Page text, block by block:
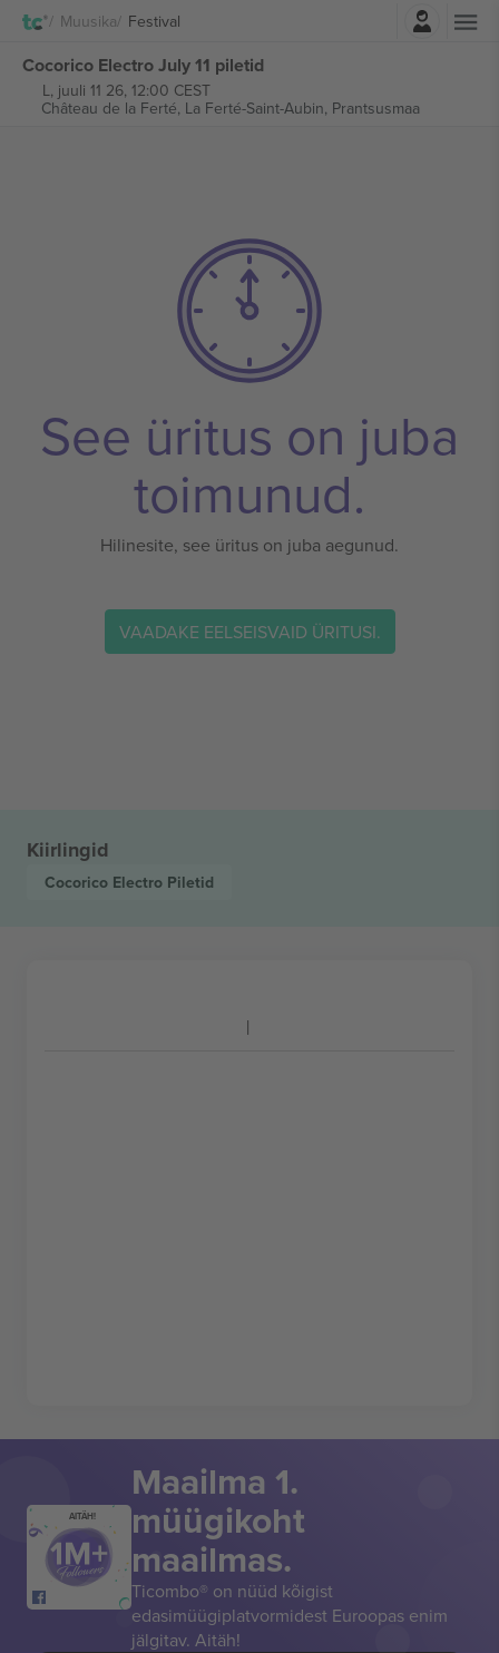
Muusika Festival
Cocorico Electro July 11 piletid
L, juuli 11 26, 12:00 CEST
Château de la Ferté, La Ferté-Saint-Aubin, Prantsusmaa
See üritus on juba
toimunud.
Hilinesite, see üritus on juba aegunud.
VAADAKE EELSEISVAID ÜRITUSI.
Kiirlingid
Cocorico Electro Piletid
AITÄH!
Maailma 1.
müügikoht
maailmas.
Ticombo® on nüüd kõigist
edasimüügiplatvormidest Euroopas enim
jälgitav. Aitäh!